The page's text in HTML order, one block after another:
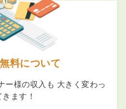
料について
ー様の収入も 大きく変わっ
きます！